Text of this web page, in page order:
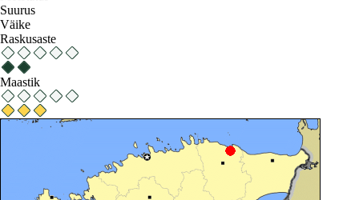
Suurus
Väike
Raskusaste
Maastik